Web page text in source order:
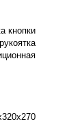
кнопки